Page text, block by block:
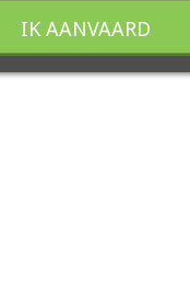
IK AANVAARD